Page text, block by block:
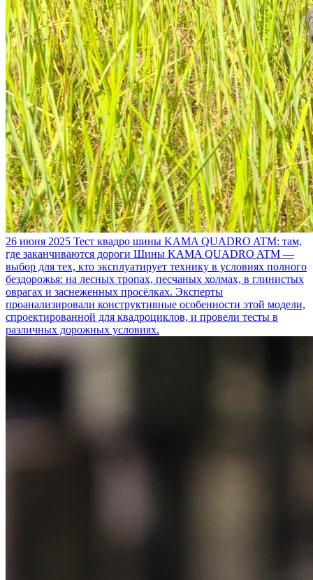
26 июня 2025 Тест квадро шины KAMA QUADRO ATM: там,
где заканчиваются дороги Шины KAMA QUADRO ATM —
выбор для тех, кто эксплуатирует технику в условиях полного
бездорожья: на лесных тропах, песчаных холмах, в глинистых
оврагах и заснеженных просёлках. Эксперты
проанализировали конструктивные особенности этой модели,
спроектированной для квадроциклов, и провели тесты в
различных дорожных условиях.